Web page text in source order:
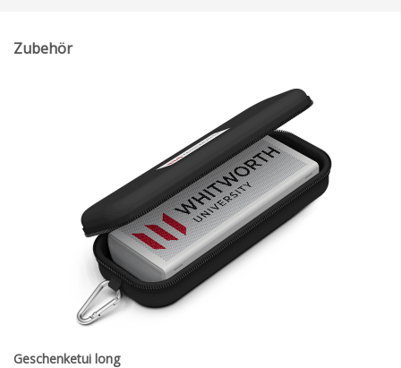
Zubehör
Geschenketui long